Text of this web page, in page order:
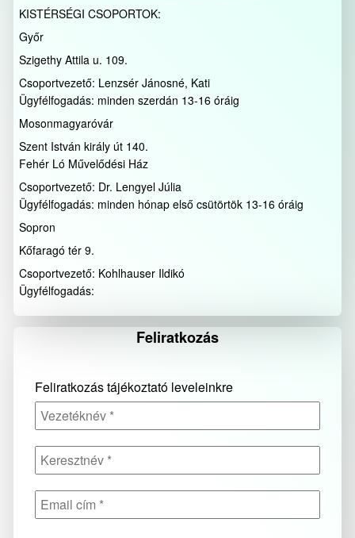
KISTÉRSÉGI CSOPORTOK:
Győr
Szigethy Attila u. 109.
Csoportvezető: Lenzsér Jánosné, Kati
Ügyfélfogadás: minden szerdán 13-16 óráig
Mosonmagyaróvár
Szent István király út 140.
Fehér Ló Művelődési Ház
Csoportvezető: Dr. Lengyel Júlia
Ügyfélfogadás: minden hónap első csütörtök 13-16 óráig
Sopron
Kőfaragó tér 9.
Csoportvezető: Kohlhauser Ildikó
Ügyfélfogadás:
Feliratkozás
Feliratkozás tájékoztató leveleinkre